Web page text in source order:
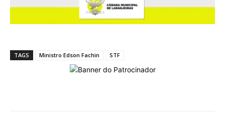
TAGS Ministro Edson Fachin STF